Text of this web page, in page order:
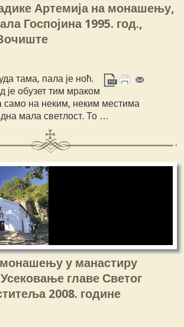
Артемија на монашењу,
Госпојина 1995. год.,
тама, пала је ноћ.
је обузет тим мраком
само на неким, неким местима
мала светлост. То …
у манастиру
главе Светог
2008. године